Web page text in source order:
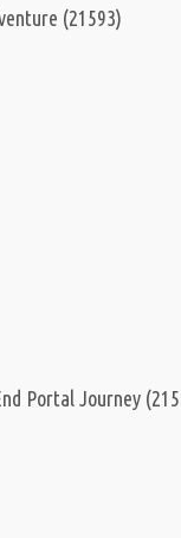
(21593)
Portal Journey